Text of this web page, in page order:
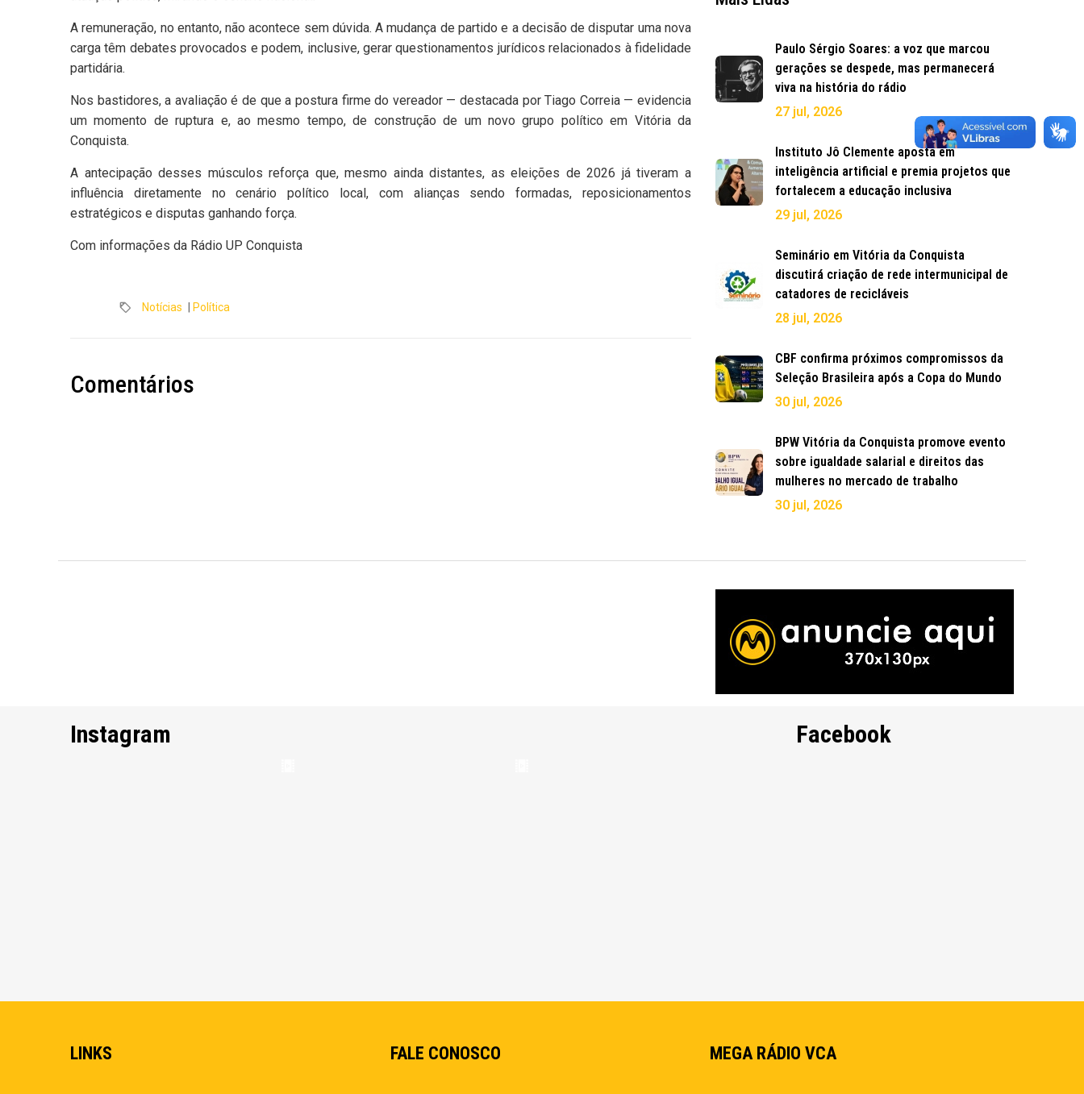
A remuneração, no entanto, não acontece sem dúvida. A mudança de partido e a decisão de disputar uma nova
carga têm debates provocados e podem, inclusive, gerar questionamentos jurídicos relacionados à fidelidade
partidária.
Nos bastidores, a avaliação é de que a postura firme do vereador — destacada por Tiago Correia — evidencia
um momento de ruptura e, ao mesmo tempo, de construção de um novo grupo político em Vitória da
Conquista.
A antecipação desses músculos reforça que, mesmo ainda distantes, as eleições de 2026 já tiveram a
influência diretamente no cenário político local, com alianças sendo formadas, reposicionamentos
estratégicos e disputas ganhando força.
Com informações da Rádio UP Conquista
Notícias | Política
Comentários
Paulo Sérgio Soares: a voz que marcou
gerações se despede, mas permanecerá
viva na história do rádio
27 jul, 2026
Instituto Jô Clemente aposta em
inteligência artificial e premia projetos que
fortalecem a educação inclusiva
29 jul, 2026
Seminário em Vitória da Conquista
discutirá criação de rede intermunicipal de
catadores de recicláveis
28 jul, 2026
CBF confirma próximos compromissos da
Seleção Brasileira após a Copa do Mundo
30 jul, 2026
BPW Vitória da Conquista promove evento
sobre igualdade salarial e direitos das
mulheres no mercado de trabalho
30 jul, 2026
Instagram Facebook
LINKS FALE CONOSCO MEGA RÁDIO VCA